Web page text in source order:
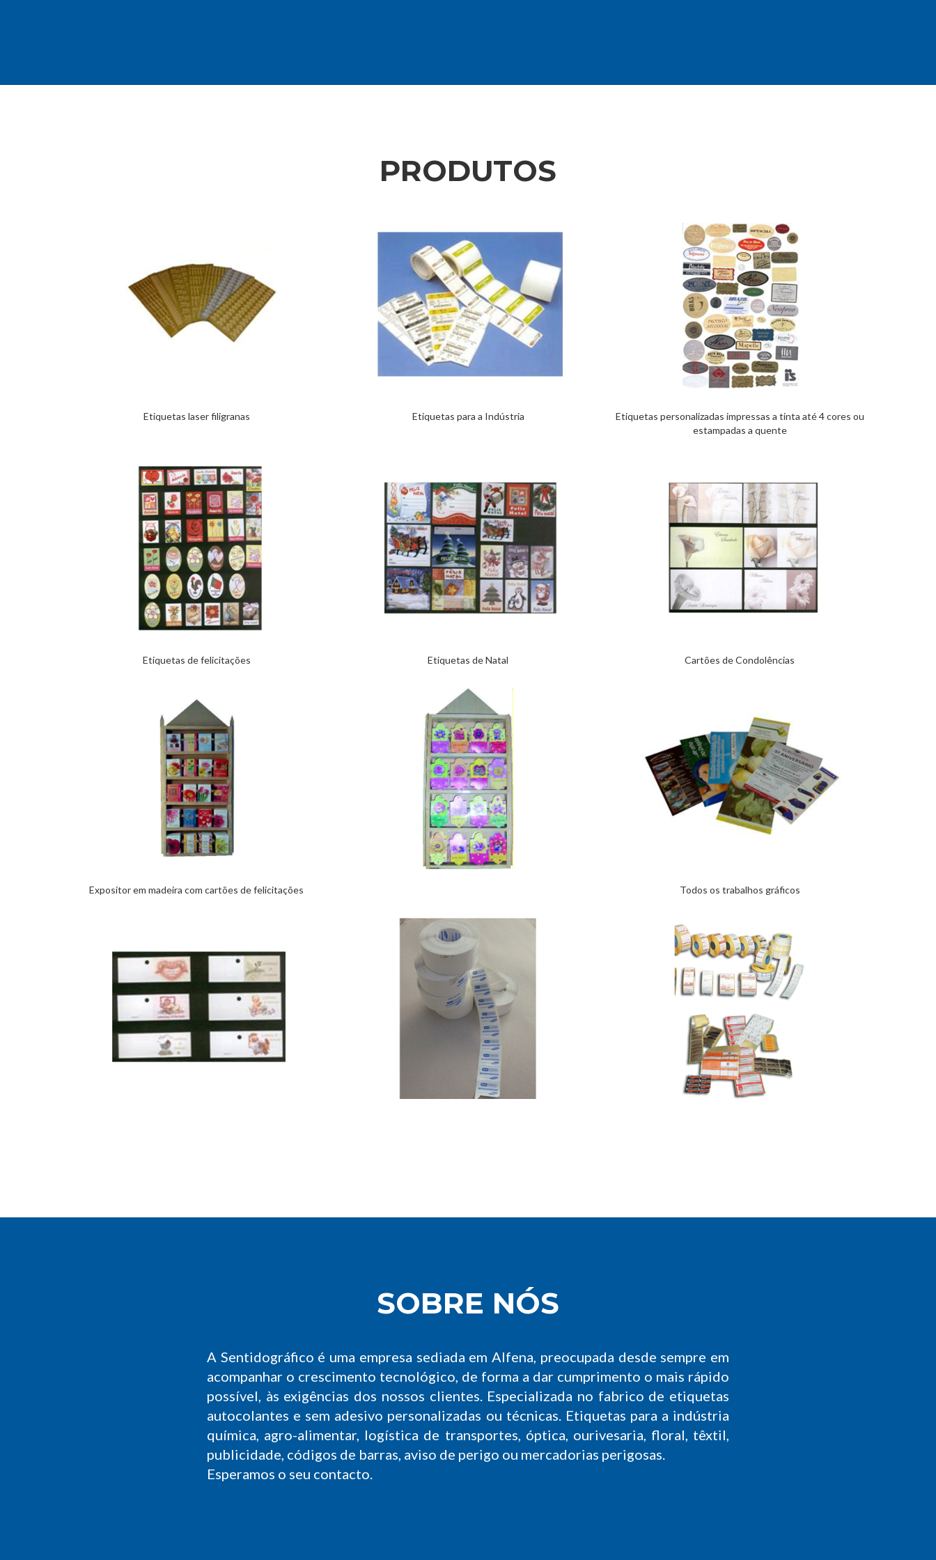
PRODUTOS
Etiquetas laser filigranas Etiquetas para a Indústria
Etiquetas personalizadas impressas a tinta até 4 cores ou
estampadas a quente
Etiquetas de felicitações Etiquetas de Natal Cartões de Condolências
Expositor em madeira com cartões de felicitações Todos os trabalhos gráficos
SOBRE NÓS
A Sentidográfico é uma empresa sediada em Alfena, preocupada desde sempre em
acompanhar o crescimento tecnológico, de forma a dar cumprimento o mais rápido
possível, às exigências dos nossos clientes. Especializada no fabrico de etiquetas
autocolantes e sem adesivo personalizadas ou técnicas. Etiquetas para a indústria
química, agro-alimentar, logística de transportes, óptica, ourivesaria, floral, têxtil,
publicidade, códigos de barras, aviso de perigo ou mercadorias perigosas.
Esperamos o seu contacto.